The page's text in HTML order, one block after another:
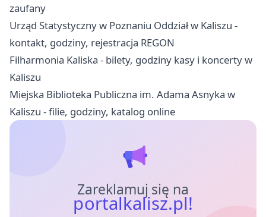
zaufany
Urząd Statystyczny w Poznaniu Oddział w Kaliszu -
kontakt, godziny, rejestracja REGON
Filharmonia Kaliska - bilety, godziny kasy i koncerty w
Kaliszu
Miejska Biblioteka Publiczna im. Adama Asnyka w
Kaliszu - filie, godziny, katalog online
Zareklamuj się na
portalkalisz.pl!